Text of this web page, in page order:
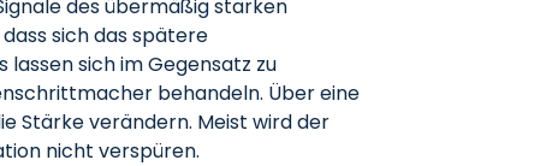
des übermäßig starken
sich das spätere
sich im Gegensatz zu
behandeln. Über eine
Stärke verändern. Meist wird der
nicht verspüren.